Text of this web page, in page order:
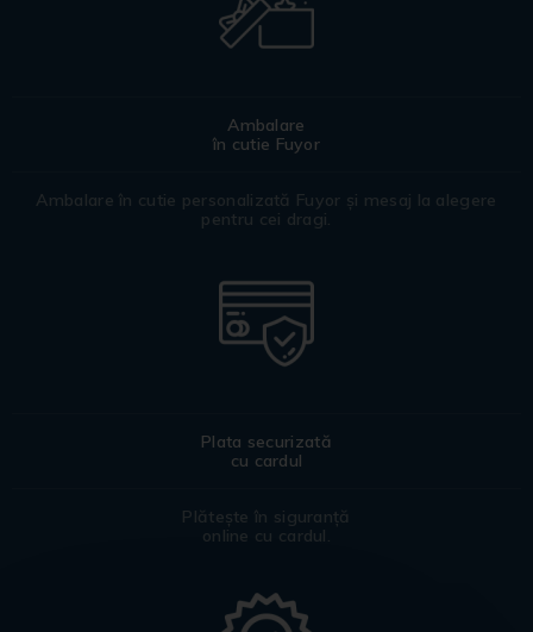
Ambalare
în cutie Fuyor
Ambalare în cutie personalizată Fuyor și mesaj la alegere
pentru cei dragi.
Plata securizată
cu cardul
Plătește în siguranță
online cu cardul.